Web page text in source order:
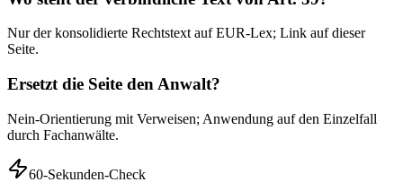
Nur der konsolidierte Rechtstext auf EUR-Lex; Link auf dieser
Seite.
Ersetzt die Seite den Anwalt?
Nein-Orientierung mit Verweisen; Anwendung auf den Einzelfall
durch Fachanwälte.
60-Sekunden-Check